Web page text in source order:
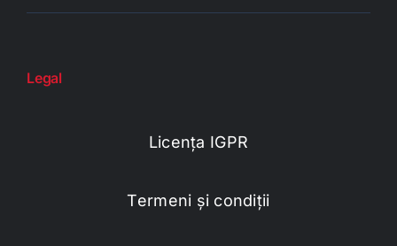
Legal
Licența IGPR
Termeni și condiții